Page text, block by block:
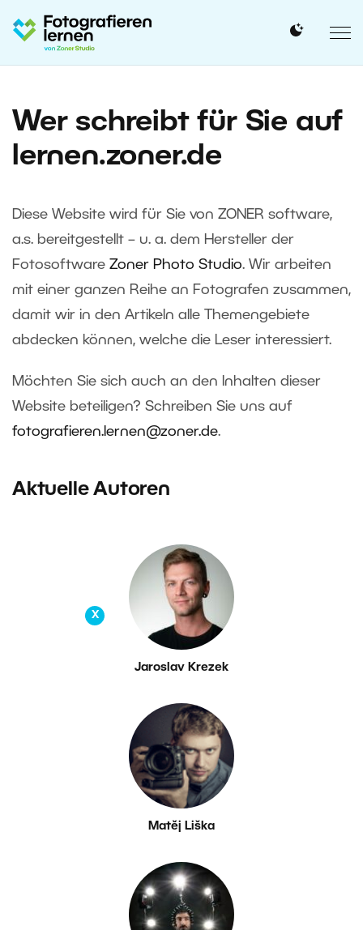
Wer schreibt für Sie auf
lernen.zoner.de
Diese Website wird für Sie von ZONER software,
a.s. bereitgestellt – u. a. dem Hersteller der
Fotosoftware Zoner Photo Studio. Wir arbeiten
mit einer ganzen Reihe an Fotografen zusammen,
damit wir in den Artikeln alle Themengebiete
abdecken können, welche die Leser interessiert.
Möchten Sie sich auch an den Inhalten dieser
Website beteiligen? Schreiben Sie uns auf
fotografieren.lernen@zoner.de.
Aktuelle Autoren
X
Jaroslav Krezek
Matěj Liška